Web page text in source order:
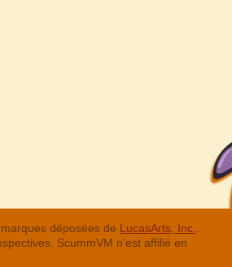
déposées de LucasArts, Inc.
ScummVM n'est affilié en